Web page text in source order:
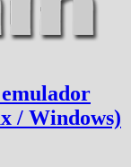
/ Windows)